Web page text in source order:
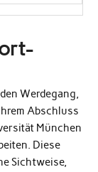
Werdegang,
Abschluss
München
Diese
Sichtweise,